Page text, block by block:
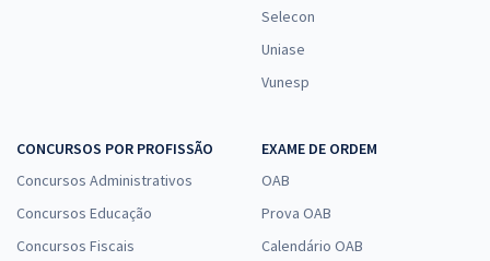
UFMG - Universidade Federal de Minas Gerais - Conhecimentos
R$ 319,92
à vista
ou 12x de
R$26,66
Comprar
Selecon
Uniase
Vunesp
CONCURSOS POR PROFISSÃO
Concursos Administrativos
Concursos Educação
Concursos Fiscais
EXAME DE ORDEM
OAB
Prova OAB
Calendário OAB